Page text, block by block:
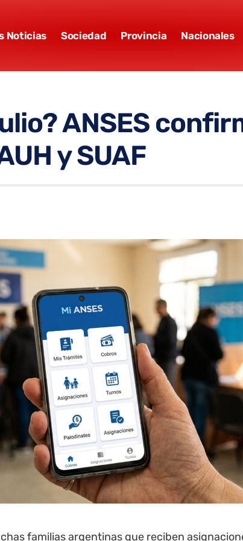
Noticias Sociedad Provincia Nacionales
ANSES
y SUAF
familias argentinas que reciben